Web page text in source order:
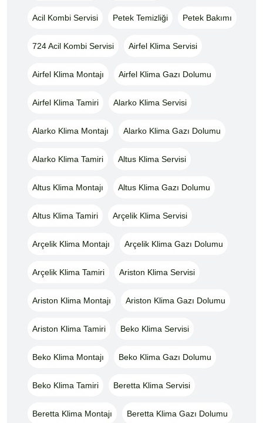
Acil Kombi Servisi Petek Temizliği Petek Bakımı
724 Acil Kombi Servisi Airfel Klima Servisi
Airfel Klima Montajı Airfel Klima Gazı Dolumu
Airfel Klima Tamiri Alarko Klima Servisi
Alarko Klima Montajı Alarko Klima Gazı Dolumu
Alarko Klima Tamiri Altus Klima Servisi
Altus Klima Montajı Altus Klima Gazı Dolumu
Altus Klima Tamiri Arçelik Klima Servisi
Arçelik Klima Montajı Arçelik Klima Gazı Dolumu
Arçelik Klima Tamiri Ariston Klima Servisi
Ariston Klima Montajı Ariston Klima Gazı Dolumu
Ariston Klima Tamiri Beko Klima Servisi
Beko Klima Montajı Beko Klima Gazı Dolumu
Beko Klima Tamiri Beretta Klima Servisi
Beretta Klima Montajı Beretta Klima Gazı Dolumu